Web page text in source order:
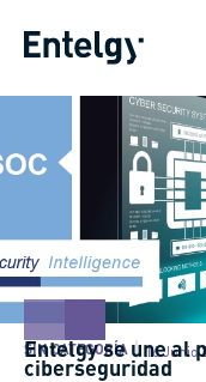
SIN CATEGORÍA 16 Junio
Entelgy se une al
ciberseguridad